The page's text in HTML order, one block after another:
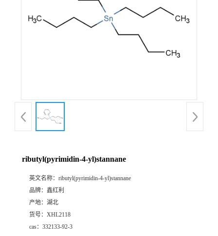
ributyl(pyrimidin-4-yl)stannane
英文名称： ributyl(pyrimidin-4-yl)stannane
品牌： 鑫红利
产地： 湖北
货号： XHL2118
cas： 332133-92-3